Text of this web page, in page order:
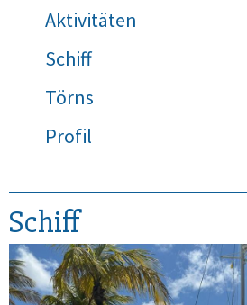
Aktivitäten
Schiff
Törns
Profil
Schiff